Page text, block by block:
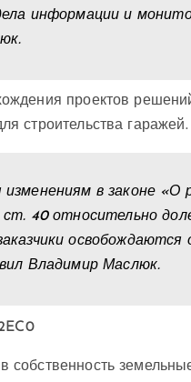
информации и
проектов
строительства гаражей.
в законе «О
40 относительно
Владимир Маслюк.